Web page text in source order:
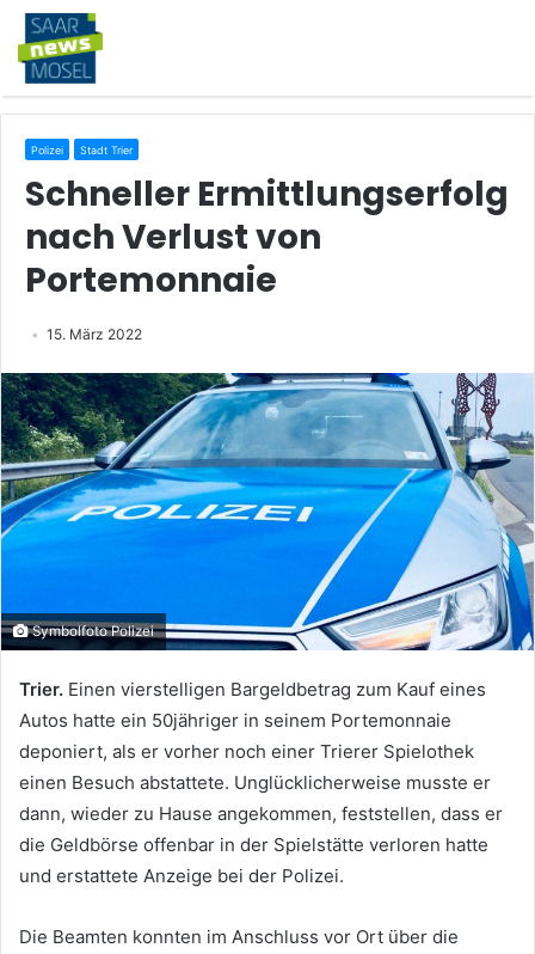
Polizei Stadt Trier
Schneller Ermittlungserfolg
nach Verlust von
Portemonnaie
15. März 2022
Symbolfoto Polizei
Trier. Einen vierstelligen Bargeldbetrag zum Kauf eines
Autos hatte ein 50jähriger in seinem Portemonnaie
deponiert, als er vorher noch einer Trierer Spielothek
einen Besuch abstattete. Unglücklicherweise musste er
dann, wieder zu Hause angekommen, feststellen, dass er
die Geldbörse offenbar in der Spielstätte verloren hatte
und erstattete Anzeige bei der Polizei.
Die Beamten konnten im Anschluss vor Ort über die